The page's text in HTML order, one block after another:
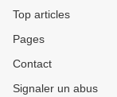
Top articles
Pages
Contact
Signaler un abus